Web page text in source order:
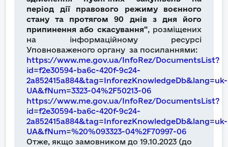
період дії правового режиму воєнного
стану та протягом 90 днів з дня його
припинення або скасування", розміщених
на інформаційному ресурсі
Уповноваженого органу за посиланнями:
https://www.me.gov.ua/InfoRez/DocumentsList?
id=f2e30594-ba6c-420f-9c24-
2a852415a884&tag=InforezKnowledgeDb&lang=uk-
UA&fNum=3323-04%2F50213-06
https://www.me.gov.ua/InfoRez/DocumentsList?
id=f2e30594-ba6c-420f-9c24-
2a852415a884&tag=InforezKnowledgeDb&lang=uk-
UA&fNum=%20%093323-04%2F70997-06
Отже, якщо замовником до 19.10.2023 (до